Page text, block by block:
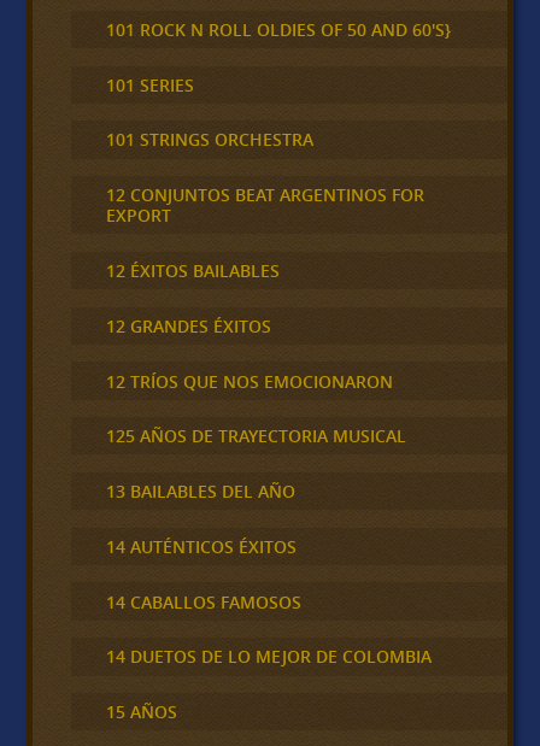
101 ROCK N ROLL OLDIES OF 50 AND 60'S}
101 SERIES
101 STRINGS ORCHESTRA
12 CONJUNTOS BEAT ARGENTINOS FOR
EXPORT
12 ÉXITOS BAILABLES
12 GRANDES ÉXITOS
12 TRÍOS QUE NOS EMOCIONARON
125 AÑOS DE TRAYECTORIA MUSICAL
13 BAILABLES DEL AÑO
14 AUTÉNTICOS ÉXITOS
14 CABALLOS FAMOSOS
14 DUETOS DE LO MEJOR DE COLOMBIA
15 AÑOS